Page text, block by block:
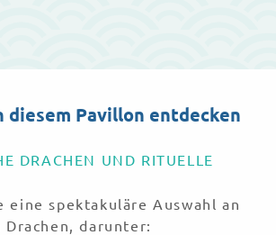
diesem Pavillon entdecken
DRACHEN UND RITUELLE
eine spektakuläre Auswahl an
darunter: